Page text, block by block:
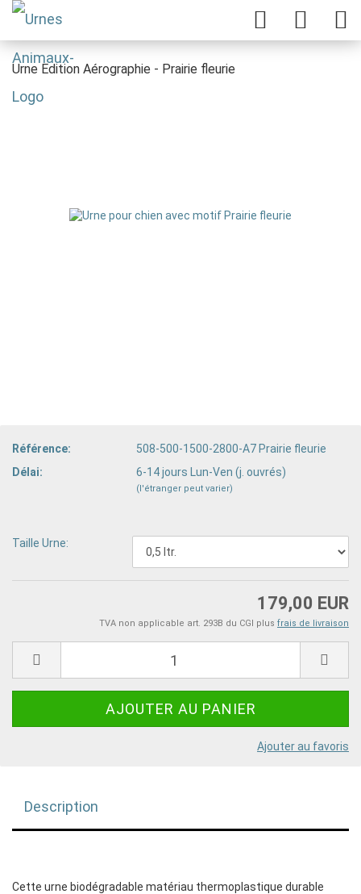
Urne Edition Aérographie - Prairie fleurie
Référence:
508-500-1500-2800-A7 Prairie fleurie
Délai:
6-14 jours Lun-Ven (j. ouvrés)
(l'étranger peut varier)
Taille Urne:
179,00 EUR
TVA non applicable art. 293B du CGI plus frais de livraison
Ajouter au favoris
Description
Cette urne biodégradable matériau thermoplastique durable